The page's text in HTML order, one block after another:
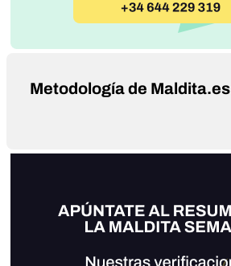
Metodología de Maldita.es